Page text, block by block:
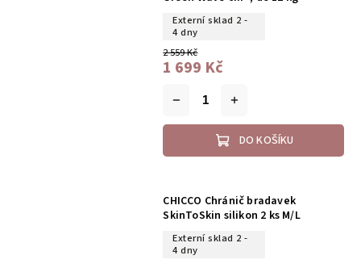
Externí sklad 2 -
4 dny
2 559 Kč
1 699 Kč
DO KOŠÍKU
CHICCO Chránič bradavek
SkinToSkin silikon 2 ks M/L
Externí sklad 2 -
4 dny